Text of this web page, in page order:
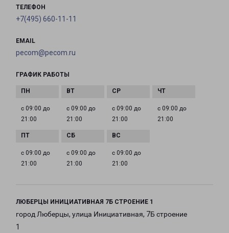
ТЕЛЕФОН
+7(495) 660-11-11
EMAIL
pecom@pecom.ru
ГРАФИК РАБОТЫ
с 09:00 до
21:00
с 09:00 до
21:00
с 09:00 до
21:00
с 09:00 до
21:00
с 09:00 до
21:00
с 09:00 до
21:00
с 09:00 до
21:00
ЛЮБЕРЦЫ ИНИЦИАТИВНАЯ 7Б СТРОЕНИЕ 1
город Люберцы, улица Инициативная, 7Б строение
1